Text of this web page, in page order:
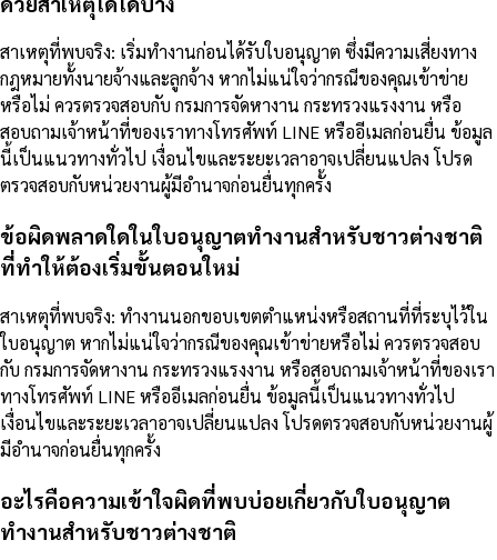
สาเหตุที่พบจริง: เริ่มทำงานก่อนได้รับใบอนุญาต ซึ่งมีความเสี่ยงทาง
กฎหมายทั้งนายจ้างและลูกจ้าง หากไม่แน่ใจว่ากรณีของคุณเข้าข่าย
หรือไม่ ควรตรวจสอบกับ กรมการจัดหางาน กระทรวงแรงงาน หรือ
สอบถามเจ้าหน้าที่ของเราทางโทรศัพท์ LINE หรืออีเมลก่อนยื่น ข้อมูล
นี้เป็นแนวทางทั่วไป เงื่อนไขและระยะเวลาอาจเปลี่ยนแปลง โปรด
ตรวจสอบกับหน่วยงานผู้มีอำนาจก่อนยื่นทุกครั้ง
ข้อผิดพลาดใดในใบอนุญาตทำงานสำหรับชาวต่างชาติ
ที่ทำให้ต้องเริ่มขั้นตอนใหม่
สาเหตุที่พบจริง: ทำงานนอกขอบเขตตำแหน่งหรือสถานที่ที่ระบุไว้ใน
ใบอนุญาต หากไม่แน่ใจว่ากรณีของคุณเข้าข่ายหรือไม่ ควรตรวจสอบ
กับ กรมการจัดหางาน กระทรวงแรงงาน หรือสอบถามเจ้าหน้าที่ของเรา
ทางโทรศัพท์ LINE หรืออีเมลก่อนยื่น ข้อมูลนี้เป็นแนวทางทั่วไป
เงื่อนไขและระยะเวลาอาจเปลี่ยนแปลง โปรดตรวจสอบกับหน่วยงานผู้
มีอำนาจก่อนยื่นทุกครั้ง
อะไรคือความเข้าใจผิดที่พบบ่อยเกี่ยวกับใบอนุญาต
ทำงานสำหรับชาวต่างชาติ